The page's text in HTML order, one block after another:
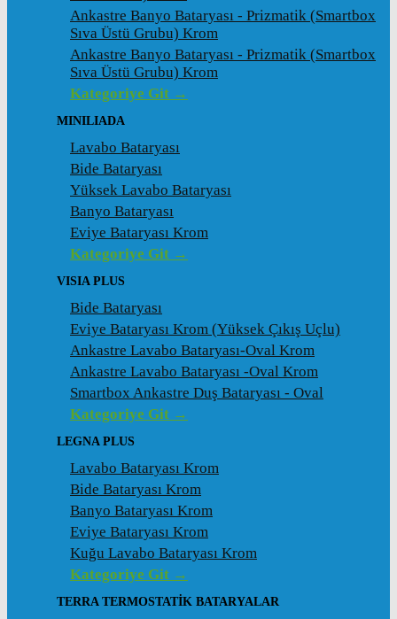
Ankastre Banyo Bataryası - Prizmatik (Smartbox
Sıva Üstü Grubu) Krom
Ankastre Banyo Bataryası - Prizmatik (Smartbox
Sıva Üstü Grubu) Krom
Kategoriye Git →
MINILIADA
Lavabo Bataryası
Bide Bataryası
Yüksek Lavabo Bataryası
Banyo Bataryası
Eviye Bataryası Krom
Kategoriye Git →
VISIA PLUS
Bide Bataryası
Eviye Bataryası Krom (Yüksek Çıkış Uçlu)
Ankastre Lavabo Bataryası-Oval Krom
Ankastre Lavabo Bataryası -Oval Krom
Smartbox Ankastre Duş Bataryası - Oval
Kategoriye Git →
LEGNA PLUS
Lavabo Bataryası Krom
Bide Bataryası Krom
Banyo Bataryası Krom
Eviye Bataryası Krom
Kuğu Lavabo Bataryası Krom
Kategoriye Git →
TERRA TERMOSTATİK BATARYALAR